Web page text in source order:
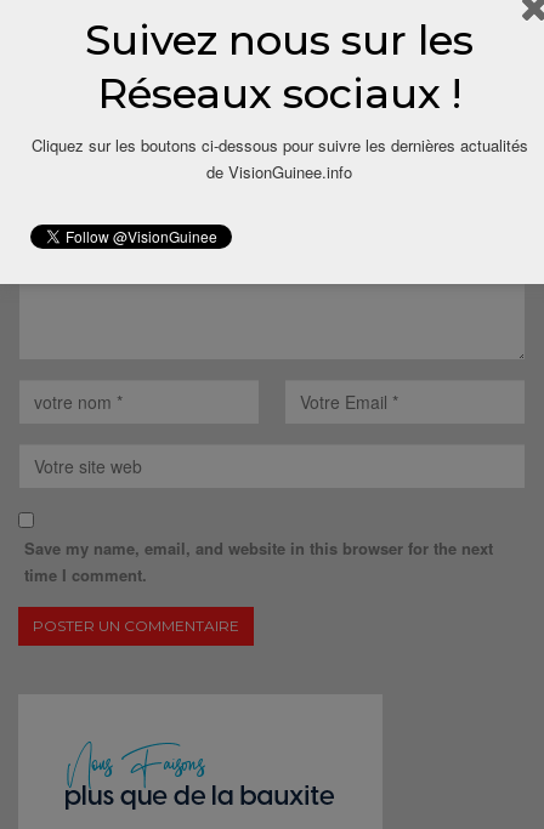
LAISSER UN COMMENTAIRE
Votre adresse email ne sera pas publiée.
Save my name, email, and website in this browser for the next
time I comment.
Suivez nous sur les
Réseaux sociaux !
Cliquez sur les boutons ci-dessous pour suivre les dernières actualités
de VisionGuinee.info